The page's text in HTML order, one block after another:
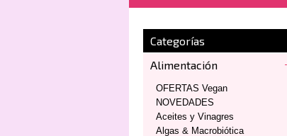
Categorías
Alimentación
OFERTAS Vegan
NOVEDADES
Aceites y Vinagres
Algas & Macrobiótica